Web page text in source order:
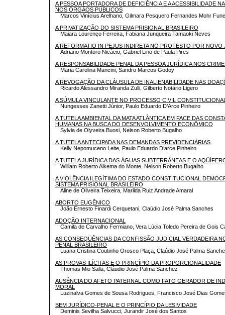
A PESSOA PORTADORA DE DEFICIÊNCIA E A ACESSIBILIDADE
NOS ÓRGÃOS PÚBLICOS
Marcos Vinícius Arelhano, Gilmara Pesquero Fernandes Mohr
A PRIVATIZAÇÃO DO SISTEMA PRISIONAL BRASILEIRO
Maiara Lourenço Ferreira, Fabiana Junqueira Tamaoki Neves
A REFORMATIO IN PEJUS INDIRETA NO PROTESTO POR NOVO
Adriano Montoro Nicácio, Gabriel Lino de Paula Pires
A RESPONSABILIDADE PENAL DA PESSOA JURÍDICA NOS
Maria Carolina Mancini, Sandro Marcos Godoy
A REVOGAÇÃO DA CLÁUSULA DE INALIENABILIDADE NAS
Ricardo Alessandro Miranda Zulli, Gilberto Notário Ligero
A SÚMULA VINCULANTE NO PROCESSO CIVIL
Nungesses Zanetti Júnior, Paulo Eduardo D’Arce Pinheiro
A TUTELA AMBIENTAL DA MATA ATLÂNTICA EM FACE DAS
HUMANAS NA BUSCA DO DESENVOLVIMENTO ECONÔMICO
Sylvia de Olyveira Buosi, Nelson Roberto Bugalho
A TUTELA ANTECIPADA NAS DEMANDAS PREVIDENCIÁRIAS
Kelly Nepomuceno Leite, Paulo Eduardo D’arce Pinheiro
A TUTELA JURÍDICA DAS ÁGUAS SUBTERRÂNEAS E O
William Roberto Alkema do Monte, Nelson Roberto Bugalho
A VIOLÊNCIA ILEGÍTIMA DO ESTADO CONSTITUCIONAL
SISTEMA PRISIONAL BRASILEIRO
Aline de Oliveira Teixeira, Marilda Ruiz Andrade Amaral
ABORTO EUGÊNICO
João Ernesto Finardi Cerquetani, Claúdio José Palma Sanches
ADOÇÃO INTERNACIONAL
Camila de Carvalho Fermiano, Vera Lúcia Toledo Pereira de Gois
AS CONSEQÜÊNCIAS DA CONFISSÃO JUDICIAL VERDADEIRA
PENAL BRASILEIRO
Luana Cristina Coutinho Orosco Plaça, Claúdio José Palma
AS PROVAS ILÍCITAS E O PRINCÍPIO DA PROPORCIONALIDADE
Thomas Mio Salla, Cláudio José Palma Sanchez
AUSÊNCIA DO AFETO PATERNAL COMO FATO GERADOR DE
MORAL
Luzinalva Gomes de Sousa Rodrigues, Francisco José Dias
BEM JURÍDICO-PENAL E O PRINCÍPIO DA LESIVIDADE
Deminis Sevilha Salvucci, Jurandir José dos Santos